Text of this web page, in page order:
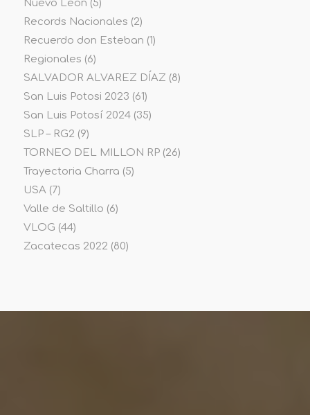
Nuevo Leon (5)
Records Nacionales (2)
Recuerdo don Esteban (1)
Regionales (6)
SALVADOR ALVAREZ DÍAZ (8)
San Luis Potosi 2023 (61)
San Luis Potosí 2024(35)
SLP – RG2 (9)
TORNEO DEL MILLON RP(26)
Trayectoria Charra (5)
USA(7)
Valle de Saltillo (6)
VLOG (44)
Zacatecas 2022 (80)